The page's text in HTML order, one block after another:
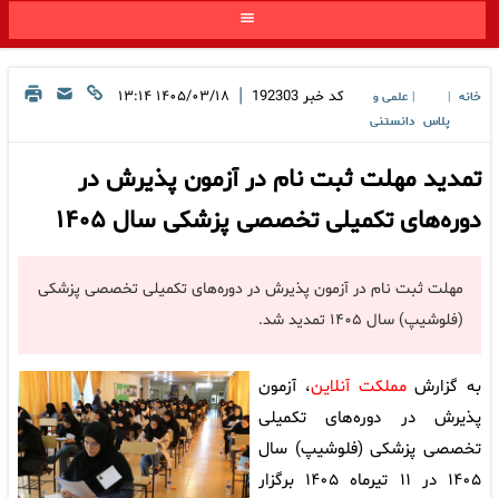
خانه
پلاس
علمی و
دانستنی
کد خبر 192303
| ۱۴۰۵/۰۳/۱۸ ۱۳:۱۴
تمدید مهلت ثبت نام در آزمون پذیرش در
دوره‌های تکمیلی تخصصی پزشکی سال ۱۴۰۵
مهلت ثبت نام در آزمون پذیرش در دوره‌های تکمیلی تخصصی پزشکی
(فلوشیپ) سال ۱۴۰۵ تمدید شد.
به گزارشمملکت آنلاین، آزمون
پذیرش در دوره‌های تکمیلی
تخصصی پزشکی (فلوشیپ) سال
۱۴۰۵ در ۱۱ تیرماه ۱۴۰۵ برگزار